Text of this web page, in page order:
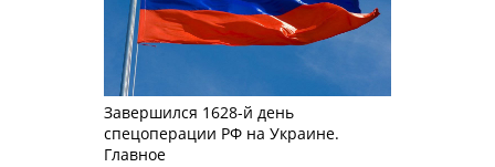
Завершился 1628-й день
спецоперации РФ на Украине.
Главное